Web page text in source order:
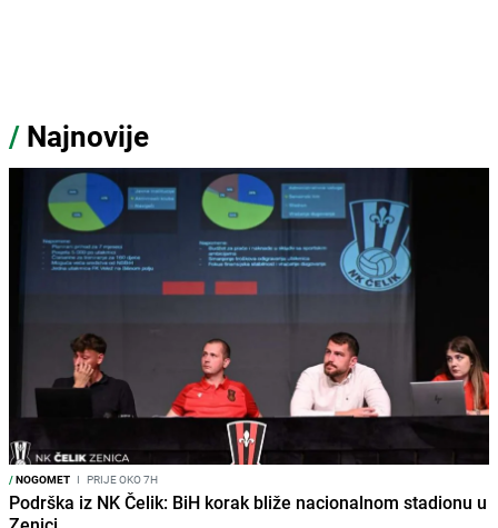
/ Najnovije
/NOGOMET I PRIJE OKO 7H
Podrška iz NK Čelik: BiH korak bliže nacionalnom stadionu u